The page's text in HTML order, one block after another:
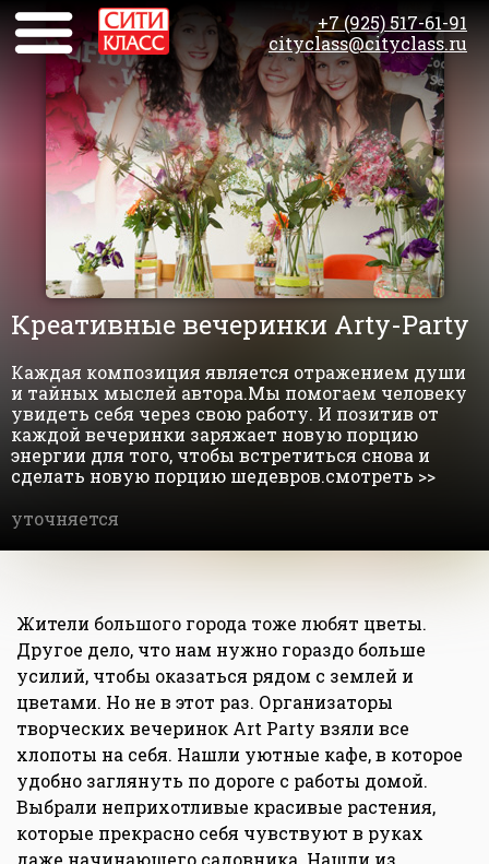
+7 (925) 517-61-91
cityclass@cityclass.ru
Креативные вечеринки Arty-Party
Каждая композиция является отражением души
и тайных мыслей автора.Мы помогаем человеку
увидеть себя через свою работу. И позитив от
каждой вечеринки заряжает новую порцию
энергии для того, чтобы встретиться снова и
сделать новую порцию шедевров.смотреть >>
уточняется
Жители большого города тоже любят цветы.
Другое дело, что нам нужно гораздо больше
усилий, чтобы оказаться рядом с землей и
цветами. Но не в этот раз. Организаторы
творческих вечеринок Art Party взяли все
хлопоты на себя. Нашли уютные кафе, в которое
удобно заглянуть по дороге с работы домой.
Выбрали неприхотливые красивые растения,
которые прекрасно себя чувствуют в руках
даже начинающего садовника. Нашли из